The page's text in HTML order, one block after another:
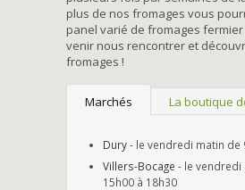
plus de nos fromages vous
panel varié de fromages fermier
venir nous rencontrer et
fromages !
Marchés La boutique
Dury- le vendredi matin de
Villers-Bocage - le
15h00 à 18h30